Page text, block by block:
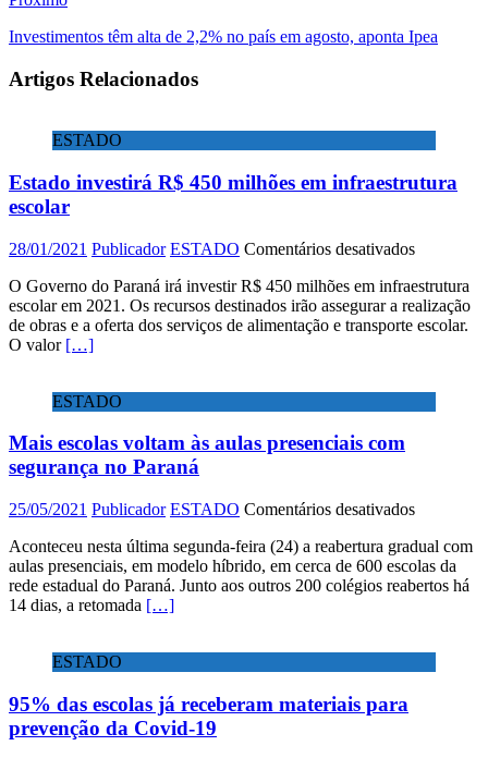
Investimentos têm alta de 2,2% no país em agosto, aponta Ipea
Artigos Relacionados
ESTADO
Estado investirá R$ 450 milhões em infraestrutura
escolar
28/01/2021 Publicador ESTADO Comentários desativadosem
investirá
R$
450
O Governo do Paraná irá investir R$ 450 milhões em infraestrutura
escolar em 2021. Os recursos destinados irão assegurar a realização
de obras e a oferta dos serviços de alimentação e transporte escolar.
O valor […]
ESTADO
Mais escolas voltam às aulas presenciais com
segurança no Paraná
25/05/2021 Publicador ESTADO Comentários desativadosem
escolas
voltam
às
Aconteceu nesta última segunda-feira (24) a reabertura gradual com
aulas presenciais, em modelo híbrido, em cerca de 600 escolas da
rede estadual do Paraná. Junto aos outros 200 colégios reabertos há
14 dias, a retomada […]
ESTADO
95% das escolas já receberam materiais para
prevenção da Covid-19